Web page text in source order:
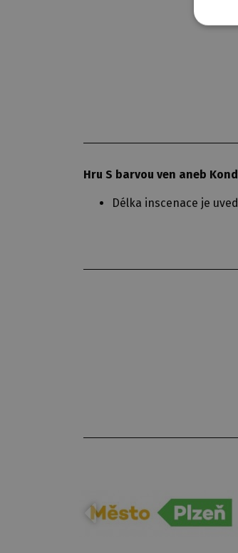
Hru S barvou ven aneb
Délka inscenace je